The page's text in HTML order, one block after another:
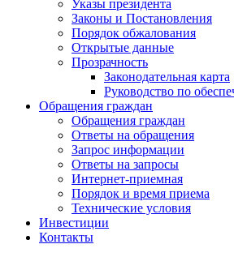
Указы президента
Законы и Постановления
Порядок обжалования
Открытые данные
Прозрачность
Законодательная карта
Руководство по
Обращения граждан
Обращения граждан
Ответы на обращения
Запрос информации
Ответы на запросы
Интернет-приемная
Порядок и время приема
Технические условия
Инвестиции
Контакты